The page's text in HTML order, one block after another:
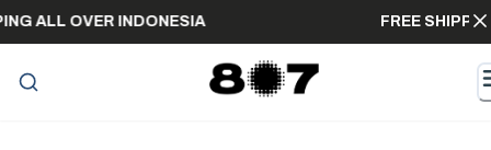
ALL OVER INDONESIA FREE